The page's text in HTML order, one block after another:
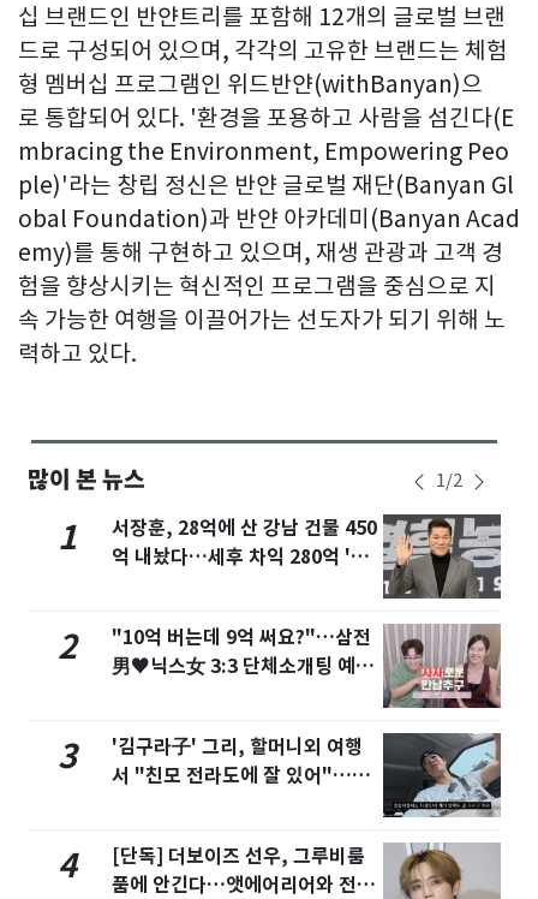
십 브랜드인 반얀트리를 포함해 12개의 글로벌 브랜
드로 구성되어 있으며, 각각의 고유한 브랜드는 체험
형 멤버십 프로그램인 위드반얀(withBanyan)으
로 통합되어 있다. '환경을 포용하고 사람을 섬긴다(E
mbracing the Environment, Empowering Peo
ple)'라는 창립 정신은 반얀 글로벌 재단(Banyan Gl
obal Foundation)과 반얀 아카데미(Banyan Acad
emy)를 통해 구현하고 있으며, 재생 관광과 고객 경
험을 향상시키는 혁신적인 프로그램을 중심으로 지
속 가능한 여행을 이끌어가는 선도자가 되기 위해 노
력하고 있다.
많이 본 뉴스 1/2
1
서장훈, 28억에 산 강남 건물 450
억 내놨다…세후 차익 280억 '잭
2
"10억 버는데 9억 써요?"…삼전
男♥닉스女 3:3 단체소개팅 예능
3
'김구라子' 그리, 할머니외 여행
서 "친모 전라도에 잘 있어"…유
4
[단독] 더보이즈 선우, 그루비룸
품에 안긴다…앳에어리어와 전속